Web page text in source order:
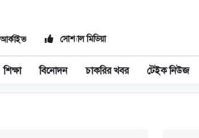
সোশ্যাল মিডিয়া
শিক্ষা বিনোদন চাকরির খবর টেইক নিউজ